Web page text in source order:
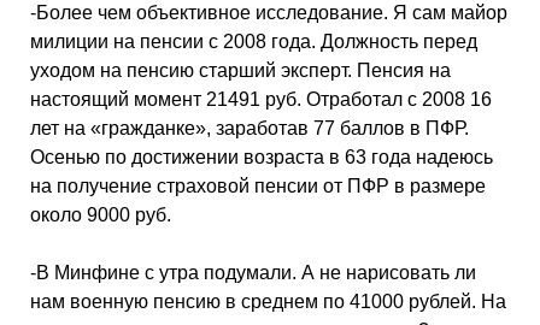
-Более чем объективное исследование. Я сам майор
милиции на пенсии с 2008 года. Должность перед
уходом на пенсию старший эксперт. Пенсия на
настоящий момент 21491 руб. Отработал с 2008 16
лет на «гражданке», заработав 77 баллов в ПФР.
Осенью по достижении возраста в 63 года надеюсь
на получение страховой пенсии от ПФР в размере
около 9000 руб.
-В Минфине с утра подумали. А не нарисовать ли
нам военную пенсию в среднем по 41000 рублей. На